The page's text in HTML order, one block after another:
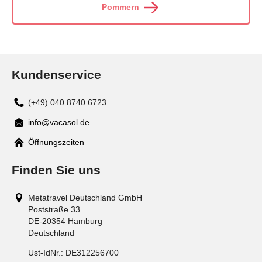
Pommern
Kundenservice
(+49) 040 8740 6723
Mail
info@vacasol.de
Öffnungszeiten
Finden Sie uns
Metatravel Deutschland GmbH
Poststraße 33
DE-20354 Hamburg
Deutschland
Ust-IdNr.: DE312256700